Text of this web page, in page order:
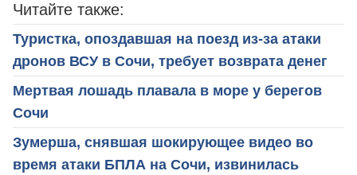
Читайте также:
Туристка, опоздавшая на поезд из-за атаки
дронов ВСУ в Сочи, требует возврата денег
Мертвая лошадь плавала в море у берегов
Сочи
Зумерша, снявшая шокирующее видео во
время атаки БПЛА на Сочи, извинилась